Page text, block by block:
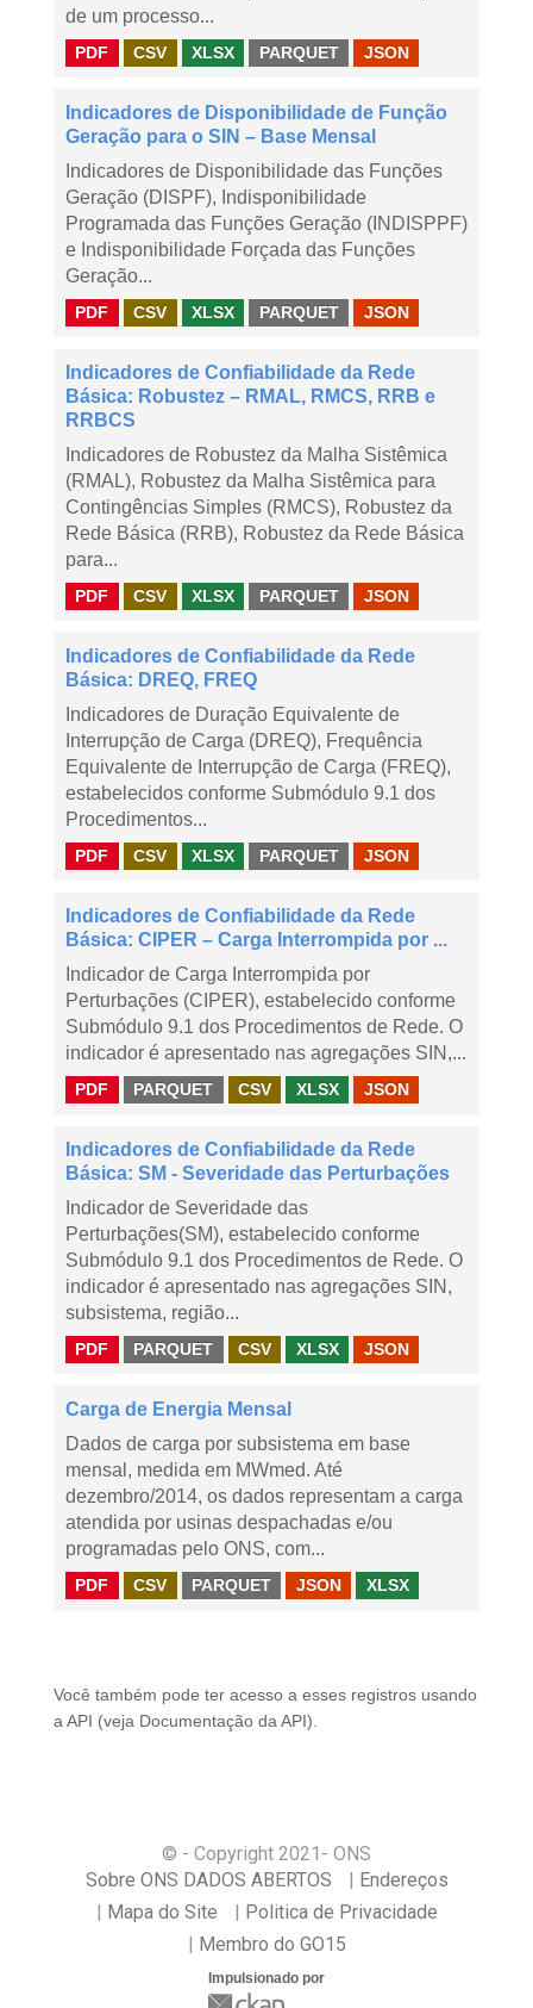
de um processo...
PDF CSV XLSX PARQUET JSON
Indicadores de Disponibilidade de Função
Geração para o SIN – Base Mensal
Indicadores de Disponibilidade das Funções
Geração (DISPF), Indisponibilidade
Programada das Funções Geração (INDISPPF)
e Indisponibilidade Forçada das Funções
Geração...
PDF CSV XLSX PARQUET JSON
Indicadores de Confiabilidade da Rede
Básica: Robustez – RMAL, RMCS, RRB e
RRBCS
Indicadores de Robustez da Malha Sistêmica
(RMAL), Robustez da Malha Sistêmica para
Contingências Simples (RMCS), Robustez da
Rede Básica (RRB), Robustez da Rede Básica
para...
PDF CSV XLSX PARQUET JSON
Indicadores de Confiabilidade da Rede
Básica: DREQ, FREQ
Indicadores de Duração Equivalente de
Interrupção de Carga (DREQ), Frequência
Equivalente de Interrupção de Carga (FREQ),
estabelecidos conforme Submódulo 9.1 dos
Procedimentos...
PDF CSV XLSX PARQUET JSON
Indicadores de Confiabilidade da Rede
Básica: CIPER – Carga Interrompida por ...
Indicador de Carga Interrompida por
Perturbações (CIPER), estabelecido conforme
Submódulo 9.1 dos Procedimentos de Rede. O
indicador é apresentado nas agregações SIN,...
PDF PARQUET CSV XLSX JSON
Indicadores de Confiabilidade da Rede
Básica: SM - Severidade das Perturbações
Indicador de Severidade das
Perturbações(SM), estabelecido conforme
Submódulo 9.1 dos Procedimentos de Rede. O
indicador é apresentado nas agregações SIN,
subsistema, região...
PDF PARQUET CSV XLSX JSON
Carga de Energia Mensal
Dados de carga por subsistema em base
mensal, medida em MWmed. Até
dezembro/2014, os dados representam a carga
atendida por usinas despachadas e/ou
programadas pelo ONS, com...
PDF CSV PARQUET JSON XLSX
Você também pode ter acesso a esses registros usando
a API (veja Documentação da API ).
© - Copyright 2021 - ONS
Sobre ONS DADOS ABERTOS
Endereços
Mapa do Site
Politica de Privacidade
Membro do GO15
Impulsionado por